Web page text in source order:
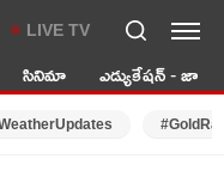
LIVE TV
సినిమా ఎడ్యుకేషన్ - జాబ్స్